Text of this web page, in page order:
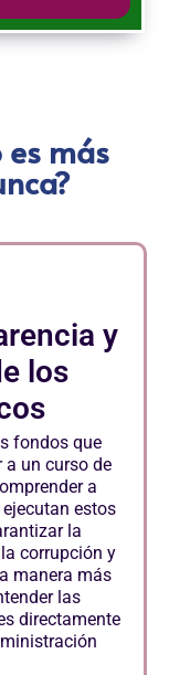
es más
y
los
fondos que
a un curso de
a
estos
la
corrupción y
manera más
las
directamente